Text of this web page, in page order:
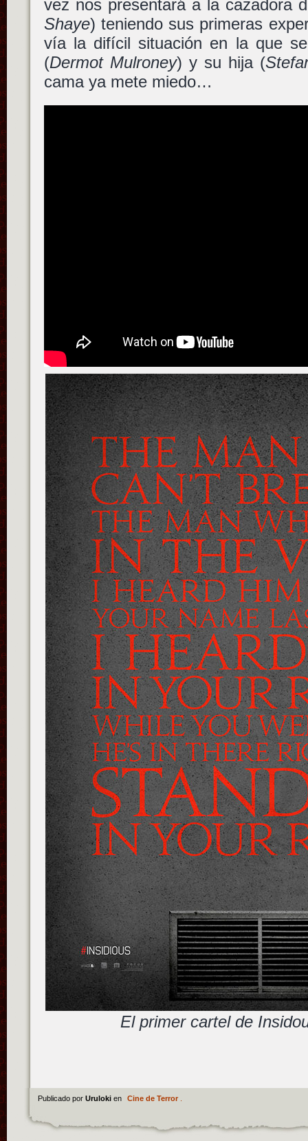
vez nos presentará a la cazadora
Shaye) teniendo sus primeras
vía la difícil situación en la que
(Dermot Mulroney) y su hija (
cama ya mete miedo…
El primer cartel de
Publicado por Uruloki en Cine de Terror.